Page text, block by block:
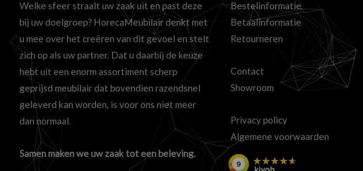
Welke sfeer straalt uw zaak uit en past deze
bij uw doelgroep? HorecaMeubilair denkt met
u mee over het creëren van dit gevoel en stelt
zich op als uw partner. Dat u daarbij de keuze
hebt uit een enorm assortiment scherp
geprijsd meubilair dat bovendien razendsnel
geleverd kan worden, is voor ons niet meer
dan normaal.
Samen maken we uw zaak tot een beleving.
Bestelinformatie
Betaalinformatie
Retourneren
Contact
Showroom
Privacy policy
Algemene voorwaarden